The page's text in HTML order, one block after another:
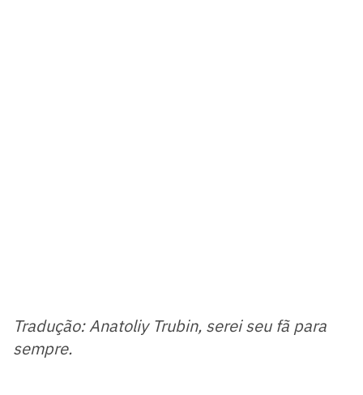
Tradução: Anatoliy Trubin, serei seu fã para
sempre.